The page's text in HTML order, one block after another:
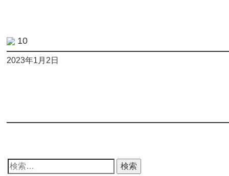
10
2023年1月2日